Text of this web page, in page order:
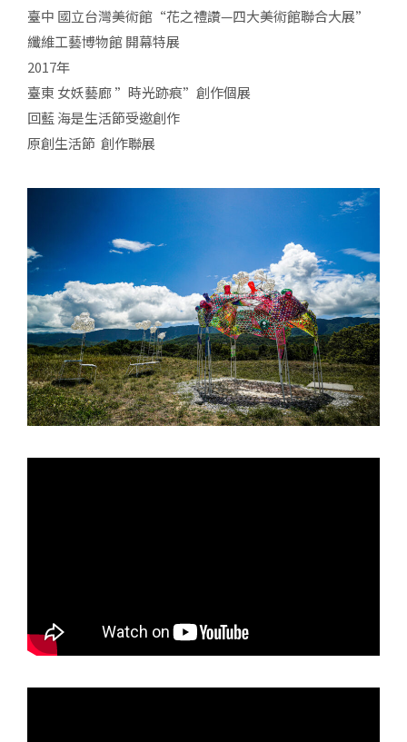
臺中 國立台灣美術館“花之禮讚—四大美術館聯合大展”
纖維工藝博物館 開幕特展
2017年
臺東 女妖藝廊 ”時光跡痕”創作個展
回藍 海是生活節受邀創作
原創生活節 創作聯展